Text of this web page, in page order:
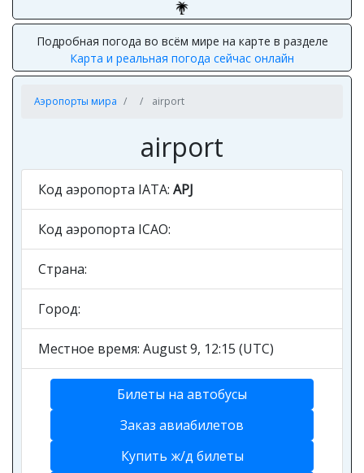
Подробная погода во всём мире на карте в разделе
Карта и реальная погода сейчас онлайн
Аэропорты мира airport
airport
Код аэропорта IATA: APJ
Код аэропорта ICAO:
Страна:
Город:
Местное время: August 9, 12:15 (UTC)
Билеты на автобусы
Заказ авиабилетов
Купить ж/д билеты